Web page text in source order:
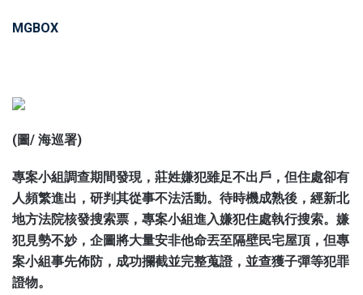
MGBOX
(圖/ 海巡署)
專案小組調查期間發現，莊姓嫌犯雖足不出戶，但住處卻有
人頻繁進出，研判其從事不法活動。待時機成熟後，經新北
地方法院核發搜索票，專案小組進入嫌犯住處執行搜索。嫌
犯見勢不妙，企圖將大量安非他命丟至隔壁民宅屋頂，但專
案小組事先佈防，成功攔截並完整蒐證，並查獲子彈等犯罪
證物。